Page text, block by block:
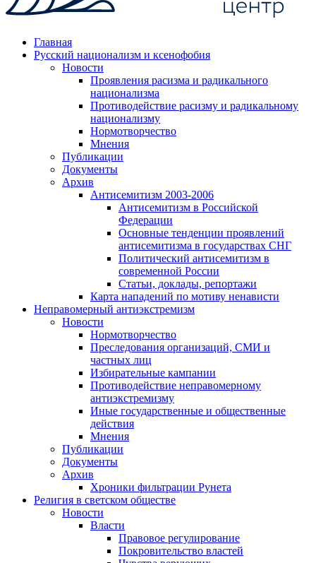
Главная
Русский национализм и ксенофобия
Новости
Проявления расизма и радикального
национализма
Противодействие расизму и радикальному
национализму
Нормотворчество
Мнения
Публикации
Документы
Архив
Антисемитизм 2003-2006
Антисемитизм в Российской
Федерации
Основные тенденции проявлений
антисемитизма в государствах СНГ
Политический антисемитизм в
современной России
Статьи, доклады, репортажи
Карта нападений по мотиву ненависти
Неправомерный антиэкстремизм
Новости
Нормотворчество
Преследования организаций, СМИ и
частных лиц
Избирательные кампании
Противодействие неправомерному
антиэкстремизму
Иные государственные и общественные
действия
Мнения
Публикации
Документы
Архив
Хроники фильтрации Рунета
Религия в светском обществе
Новости
Власти
Правовое регулирование
Покровительство властей